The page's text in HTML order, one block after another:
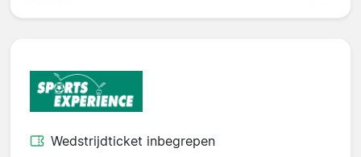
Wedstrijdticket inbegrepen